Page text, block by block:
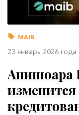
MAIB
23 январь 2026 года
Анишоара